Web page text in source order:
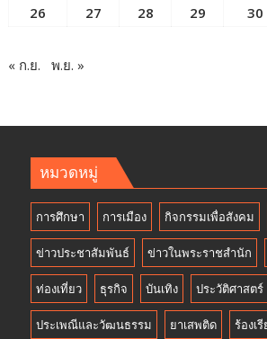
26
27 28 29 30
« ก.ย. พ.ย. »
หมวดหมู่
การศึกษา การเมือง กิจกรรมเพื่อสังคม
ข่าวประชาสัมพันธ์ ข่าวในพระราชสำนัก
ท่องเที่ยว ธุรกิจ บันเทิง ประวัติศาสตร์
ประเพณีและวัฒนธรรม ยาเสพติด ร้องเ